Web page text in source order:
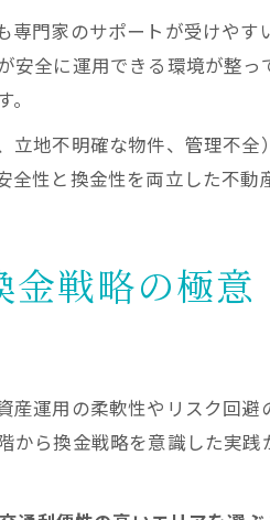
門家のサポートが受けや
全に運用できる環境が整
地不明確な物件、管理不
性と換金性を両立した不動
金戦略の極意
運用の柔軟性やリスク回
ら換金戦略を意識した実